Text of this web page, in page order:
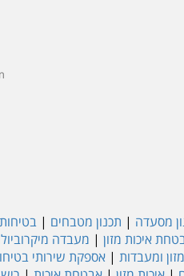
מסעדה | תכנון מטבחים |
איכות מזון | מעבדה
ומעבדות | אספקת שירותי